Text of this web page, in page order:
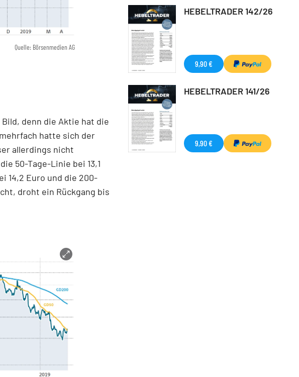
Quelle: Börsenmedien AG
denn die Aktie hat die
hatte sich der
allerdings nicht
50-Tage-Linie bei 13,1
14,2 Euro und die 200-
droht ein Rückgang bis
HEBELTRADER 142/26
9,90 €
HEBELTRADER 141/26
9,90 €